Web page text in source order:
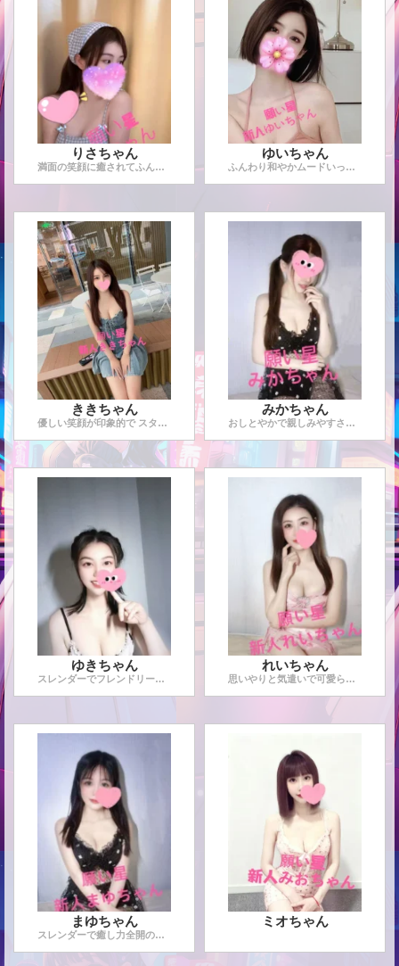
りさちゃん
満面の笑顔に癒されてふんわり癒される、りさちゃん！ 笑顔が ...
ゆいちゃん
ふんわり和やかムードいっぱいの清楚な、ゆいちゃん！ 大人ら
ききちゃん
優しい笑顔が印象的で スタイル抜群なききちゃん！ 弾むよ ...
みかちゃん
おしとやかで親しみやすさ満点の、みかちゃん！ 優しい笑顔で
ゆきちゃん
スレンダーでフレンドリーな、ゆきちゃん！ 誰からも好かれる ...
れいちゃん
思いやりと気遣いで可愛らしい、れいちゃん！ とっても可愛ら
まゆちゃん
スレンダーで癒し力全開の、まゆちゃん！ 鮮度抜群の肉体美と
ミオちゃん